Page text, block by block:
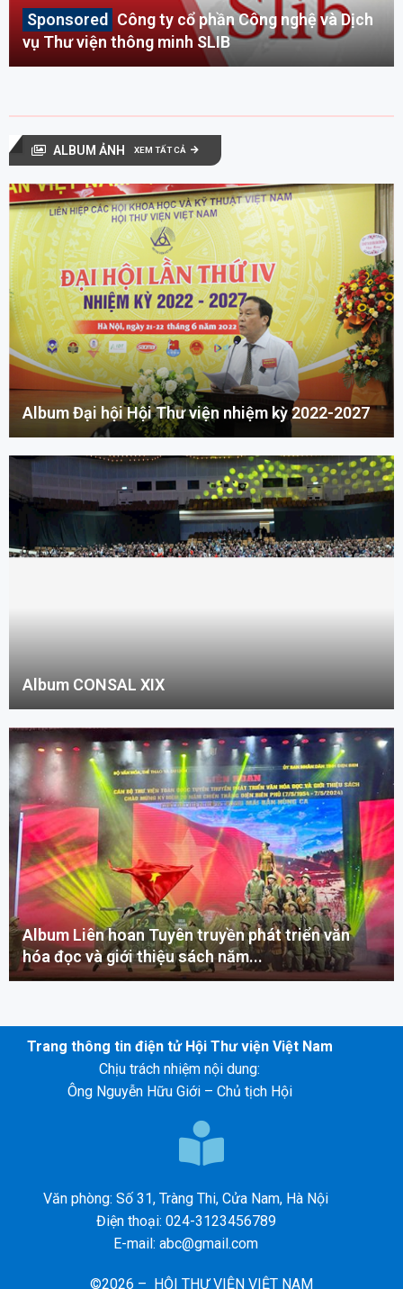
Công ty cổ phần Công nghệ và Dịch
vụ Thư viện thông minh SLIB
ALBUM ẢNH XEM TẤT CẢ
Album Đại hội Hội Thư viện nhiệm kỳ 2022-2027
Album CONSAL XIX
Album Liên hoan Tuyên truyền phát triển văn
hóa đọc và giới thiệu sách năm...
Trang thông tin điện tử Hội Thư viện Việt Nam
Chịu trách nhiệm nội dung:
Ông Nguyễn Hữu Giới – Chủ tịch Hội
Văn phòng: Số 31, Tràng Thi, Cửa Nam, Hà Nội
Điện thoại: 024-3123456789
E-mail: abc@gmail.com
©2026 – HỘI THƯ VIỆN VIỆT NAM